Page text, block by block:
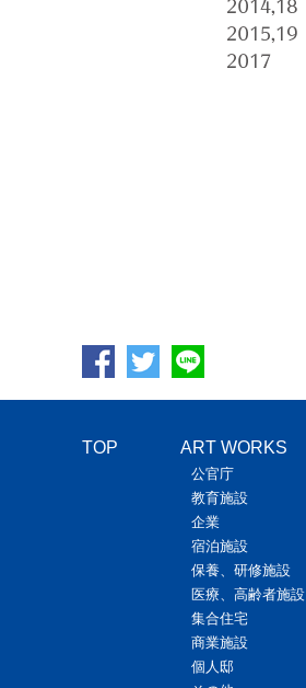
TOP ART WORKS
公官庁
教育施設
企業
宿泊施設
保養、研修施設
医療、高齢者施設
集合住宅
商業施設
個人邸